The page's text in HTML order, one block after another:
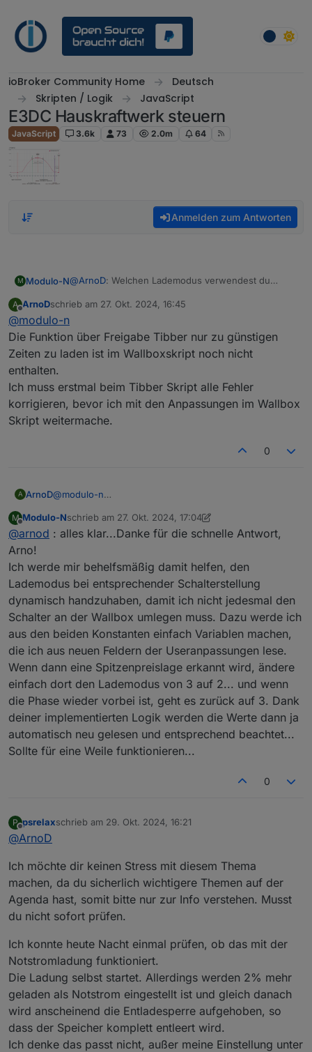
ioBroker Community Home
Deutsch
Skripten / Logik
JavaScript
E3DC Hauskraftwerk steuern
JavaScript 3.6k 73 2.0m 64
Anmelden zum Antworten
M Modulo-N@ArnoD: Welchen Lademodus verwendest du
Wallbox bisher die Modi 2 und 3 verwendet, aber
in Spitzenpreisphasen die Leitung leer... Gerade
eben erlebt: heimgekommen, Wallbox stand auf
Modus 3, Spitzenpreislage, Tesla lädt mit 11kW...
Danke für deine Arbeit am Projekt!
Michael
A
Offline
ArnoDschrieb am 27. Okt. 2024, 16:45
zuletzt editiert von
@modulo-n
Die Funktion über Freigabe Tibber nur zu günstigen
Zeiten zu laden ist im Wallboxskript noch nicht
enthalten.
Ich muss erstmal beim Tibber Skript alle Fehler
korrigieren, bevor ich mit den Anpassungen im Wallbox
Skript weitermache.
0
A ArnoD@modulo-n
Zeiten zu laden ist im Wallboxskript noch nicht
enthalten.
korrigieren, bevor ich mit den Anpassungen im Wallbox
Skript weitermache.
M
Offline
Modulo-Nschrieb am 27. Okt. 2024, 17:04
zuletzt editiert von Modulo-N
@arnod : alles klar...Danke für die schnelle Antwort,
Arno!
Ich werde mir behelfsmäßig damit helfen, den
Lademodus bei entsprechender Schalterstellung
dynamisch handzuhaben, damit ich nicht jedesmal den
Schalter an der Wallbox umlegen muss. Dazu werde ich
aus den beiden Konstanten einfach Variablen machen,
die ich aus neuen Feldern der Useranpassungen lese.
Wenn dann eine Spitzenpreislage erkannt wird, ändere
einfach dort den Lademodus von 3 auf 2... und wenn
die Phase wieder vorbei ist, geht es zurück auf 3. Dank
deiner implementierten Logik werden die Werte dann ja
automatisch neu gelesen und entsprechend beachtet...
Sollte für eine Weile funktionieren...
0
P
Offline
psrelaxschrieb am 29. Okt. 2024, 16:21
zuletzt editiert von
@ArnoD
Ich möchte dir keinen Stress mit diesem Thema
machen, da du sicherlich wichtigere Themen auf der
Agenda hast, somit bitte nur zur Info verstehen. Musst
du nicht sofort prüfen.
Ich konnte heute Nacht einmal prüfen, ob das mit der
Notstromladung funktioniert.
Die Ladung selbst startet. Allerdings werden 2% mehr
geladen als Notstrom eingestellt ist und gleich danach
wird anscheinend die Entladesperre aufgehoben, so
dass der Speicher komplett entleert wird.
Ich denke das passt nicht, außer meine Einstellung unter